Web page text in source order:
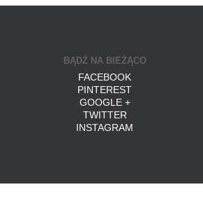
BĄDŹ NA BIEŻĄCO
FACEBOOK
PINTEREST
GOOGLE +
TWITTER
INSTAGRAM